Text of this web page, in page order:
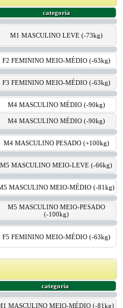
categoria
M1 MASCULINO LEVE (-73kg)
F2 FEMININO MEIO-MÉDIO (-63kg)
F3 FEMININO MEIO-MÉDIO (-63kg)
M4 MASCULINO MÉDIO (-90kg)
M4 MASCULINO MÉDIO (-90kg)
M4 MASCULINO PESADO (+100kg)
M5 MASCULINO MEIO-LEVE (-66kg)
MASCULINO MEIO-MÉDIO (-81kg)
M5 MASCULINO MEIO-PESADO
(-100kg)
F5 FEMININO MEIO-MÉDIO (-63kg)
categoria
MASCULINO MEIO-MÉDIO (-81kg)